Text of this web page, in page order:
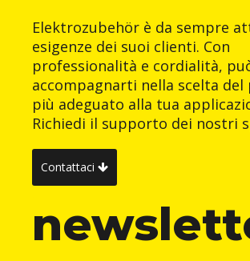
Elektrozubehör è da sempre
esigenze dei suoi clienti. Con
professionalità e cordialità,
accompagnarti nella scelta
più adeguato alla tua
Richiedi il supporto dei nostri
Contattaci